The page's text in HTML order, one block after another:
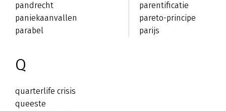
pandrecht
paniekaanvallen
parabel
parentificatie
pareto-principe
parijs
Q
quarterlife crisis
queeste